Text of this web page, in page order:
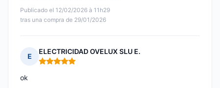
Publicado el 12/02/2026 à 11h29
tras una compra de 29/01/2026
E
ELECTRICIDAD OVELUX SLU E.
Nota: 5 de 5
ok